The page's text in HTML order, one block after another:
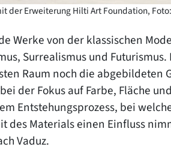
der Erweiterung Hilti Art Foundation,
Werke von der klassischen
Surrealismus und
Raum noch die abgebildeten
der Fokus auf Farbe, Fläche
Entstehungsprozess, bei
des Materials einen Einfluss
Vaduz.